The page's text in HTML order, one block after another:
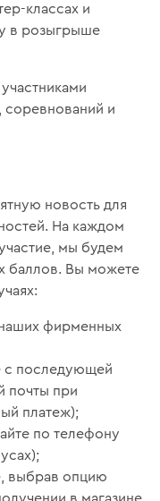
классах и
в розыгрыше
соревнований и
новость для
На каждом
мы будем
баллов. Вы можете
фирменных
с последующей
почты при
платеж);
по телефону
выбрав опцию